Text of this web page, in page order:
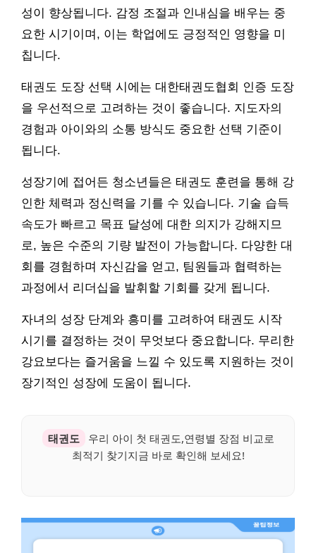
성이 향상됩니다. 감정 조절과 인내심을 배우는 중
요한 시기이며, 이는 학업에도 긍정적인 영향을 미
칩니다.
태권도 도장 선택 시에는 대한태권도협회 인증 도장
을 우선적으로 고려하는 것이 좋습니다. 지도자의
경험과 아이와의 소통 방식도 중요한 선택 기준이
됩니다.
성장기에 접어든 청소년들은 태권도 훈련을 통해 강
인한 체력과 정신력을 기를 수 있습니다. 기술 습득
속도가 빠르고 목표 달성에 대한 의지가 강해지므
로, 높은 수준의 기량 발전이 가능합니다. 다양한 대
회를 경험하며 자신감을 얻고, 팀원들과 협력하는
과정에서 리더십을 발휘할 기회를 갖게 됩니다.
자녀의 성장 단계와 흥미를 고려하여 태권도 시작
시기를 결정하는 것이 무엇보다 중요합니다. 무리한
강요보다는 즐거움을 느낄 수 있도록 지원하는 것이
장기적인 성장에 도움이 됩니다.
태권도
우리 아이 첫 태권도,연령별 장점 비교로
최적기 찾기지금 바로 확인해 보세요!